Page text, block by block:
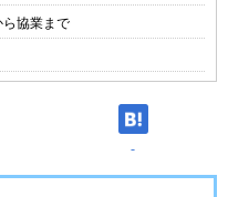
ら協業まで
-